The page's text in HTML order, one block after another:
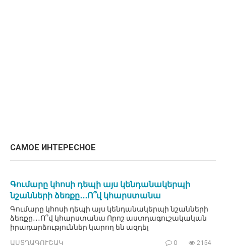
САМОЕ ИНТЕРЕСНОЕ
Գումարը կհոսի դեպի այս կենդանակերպի
նշանների ձեռքը․․․Ո՞վ կհարստանա
Գումարը կհոսի դեպի այս կենդանակերպի նշանների
ձեռքը․․․Ո՞վ կհարստանա Որոշ աստղագուշակական
իրադարձություններ կարող են ազդել
ԱՍՏՂԱԳՈՒՇԱԿ 0 2154